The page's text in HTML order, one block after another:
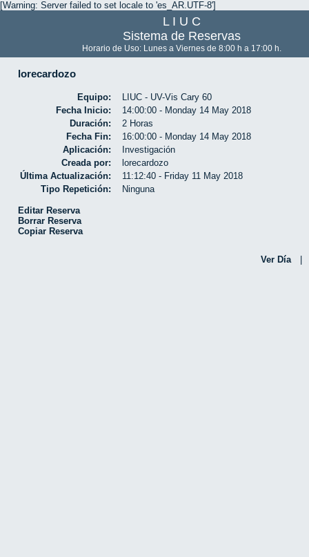
[Warning: Server failed to set locale to 'es_AR.UTF-8']
L I U C
Sistema de Reservas
Horario de Uso: Lunes a Viernes de 8:00 h a 17:00 h.
lorecardozo
Equipo:
LIUC - UV-Vis Cary 60
Fecha Inicio:
14:00:00 - Monday 14 May 2018
Duración:
2 Horas
Fecha Fin:
16:00:00 - Monday 14 May 2018
Aplicación:
Investigación
Creada por:
lorecardozo
Última Actualización:
11:12:40 - Friday 11 May 2018
Tipo Repetición:
Ninguna
Editar Reserva
Borrar Reserva
Copiar Reserva
Ver Día